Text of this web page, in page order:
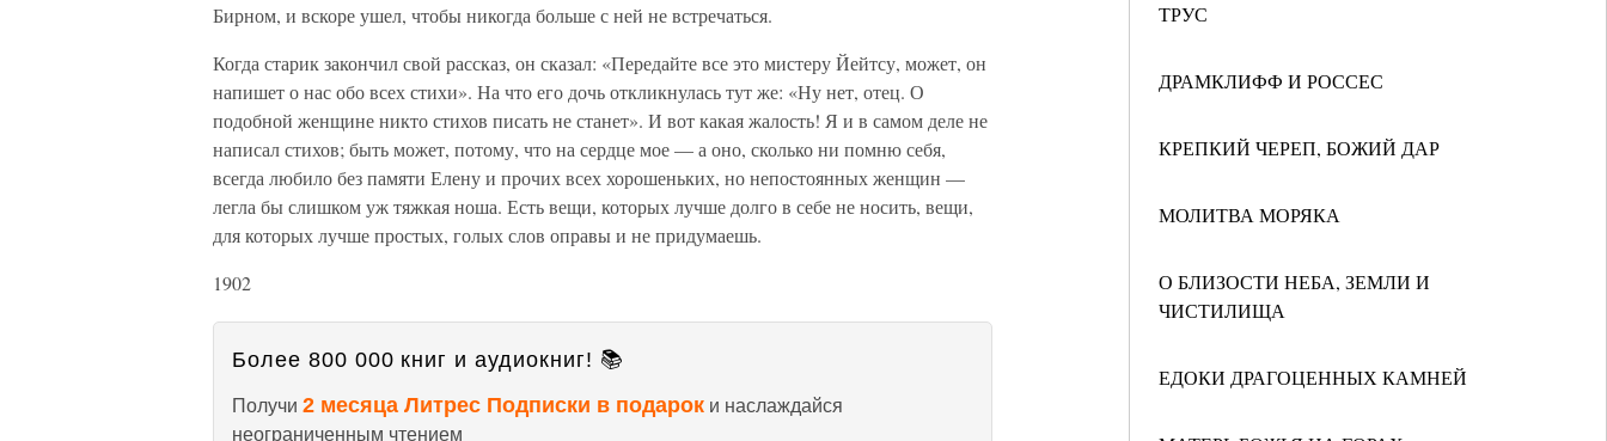
ТРУС
ДРАМКЛИФФ И РОССЕС
КРЕПКИЙ ЧЕРЕП, БОЖИЙ ДАР
МОЛИТВА МОРЯКА
О БЛИЗОСТИ НЕБА, ЗЕМЛИ И
ЧИСТИЛИЩА
ЕДОКИ ДРАГОЦЕННЫХ КАМНЕЙ
Бирном, и вскоре ушел, чтобы никогда больше с ней не встречаться.
Когда старик закончил свой рассказ, он сказал: «Передайте все это мистеру Йейтсу, может, он
напишет о нас обо всех стихи». На что его дочь откликнулась тут же: «Ну нет, отец. О
подобной женщине никто стихов писать не станет». И вот какая жалость! Я и в самом деле не
написал стихов; быть может, потому, что на сердце мое — а оно, сколько ни помню себя,
всегда любило без памяти Елену и прочих всех хорошеньких, но непостоянных женщин —
легла бы слишком уж тяжкая ноша. Есть вещи, которых лучше долго в себе не носить, вещи,
для которых лучше простых, голых слов оправы и не придумаешь.
1902
Более 800 000 книг и аудиокниг! 📚
Получи 2 месяца Литрес Подписки в подарок и наслаждайся
неограниченным чтением